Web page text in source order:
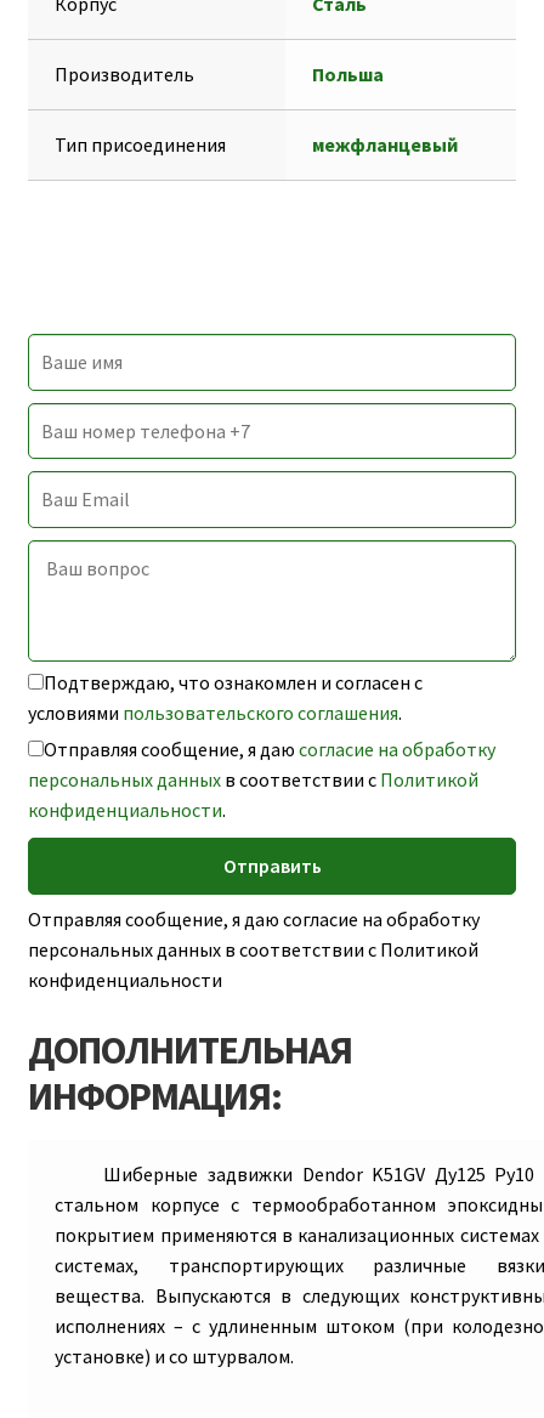
Производитель Польша
Тип присоединения межфланцевый
Подтверждаю, что ознакомлен и согласен с
условиями пользовательского соглашения.
Отправляя сообщение, я даю согласие на обработку
персональных данныхв соответствии с Политикой
конфиденциальности.
Отправляя сообщение, я даю согласие на обработку
персональных данных в соответствии с Политикой
конфиденциальности
ДОПОЛНИТЕЛЬНАЯ
ИНФОРМАЦИЯ:
Шиберные задвижки Dendor K51GV Ду125 Ру10
стальном корпусе с термообработанном
покрытием применяются в канализационных системах
системах, транспортирующих различные
вещества. Выпускаются в следующих
исполнениях – с удлиненным штоком (при
установке) и со штурвалом.